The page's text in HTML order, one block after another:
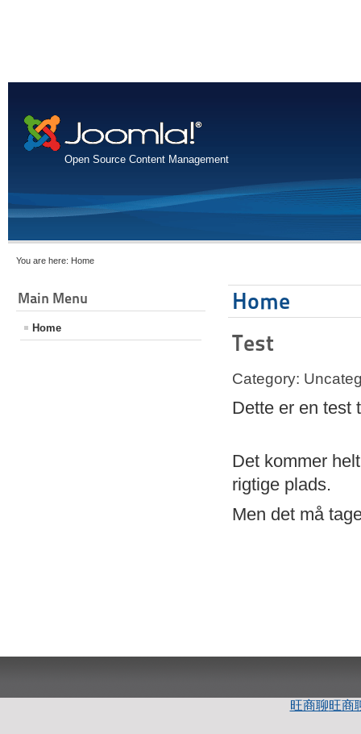
Open Source Content Management
You are here: Home
Main Menu
Home
Home
Test
Category:
Dette er en test
Det kommer
rigtige plads.
Men det må
旺商聊旺商